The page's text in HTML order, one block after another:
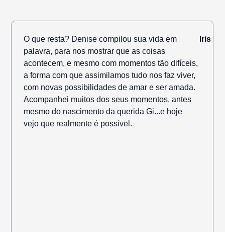
O que resta? Denise compilou sua vida em
palavra, para nos mostrar que as coisas
acontecem, e mesmo com momentos tão difíceis,
a forma com que assimilamos tudo nos faz viver,
com novas possibilidades de amar e ser amada.
Acompanhei muitos dos seus momentos, antes
mesmo do nascimento da querida Gi...e hoje
vejo que realmente é possível.
Iris